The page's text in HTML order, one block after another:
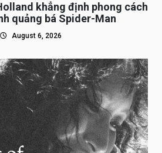
khẳng định phong cách
quảng bá Spider-Man
August 6, 2026